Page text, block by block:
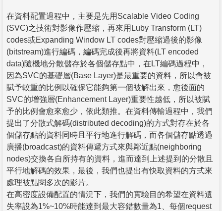
在資料配置過程中，主要是先用Scalable Video Coding
(SVC)之技術對影像作壓縮，再來用Luby Transform (LT)
codes或Expanding Window LT codes對壓縮過後的影像
(bitstream)進行編碼，編碼完成後再將資料(LT encoded
data)隨機地分散儲存於各個儲存點中，在LT編碼過程中，
因為SVC的基礎層(Base Layer)是最重要的資料，所以會被
賦予較重的比例以確保它能夠第一個被解出來，愈後面的
SVC的增強層(Enhancement Layer)重要性越低，所以被賦
予的比例會愈來愈少，依此類推。在資料傳輸過程中，我們
提出了分散式解碼(distributed decoding)的方式對存在於各
個儲存點的資料同時且平行地進行解碼，而各個儲存點透過
廣播(broadcast)的資料傳遞方式來與鄰近點(neighboring
nodes)交換各自所持有的資料，進而達到上述提到的分散且
平行地解碼的效果，最後，我們也提出有快取資料的方式來
處理被點閱多次的影片。
在高密度設備配置的情況下，我們的實驗目的希望在資料遺
失率設為1%~10%時能達到最大容錯數量為1、每個request